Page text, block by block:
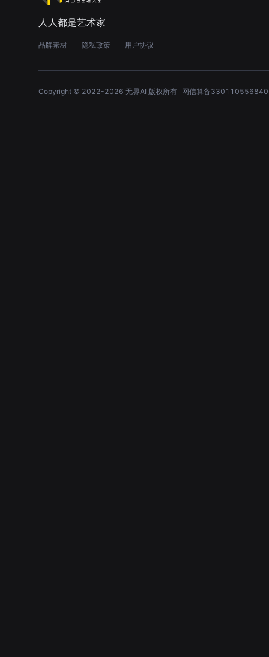
人人都是艺术家
品牌素材 隐私政策 用户协议
Copyright © 2022-2026 无界AI 版权所有 网信算备